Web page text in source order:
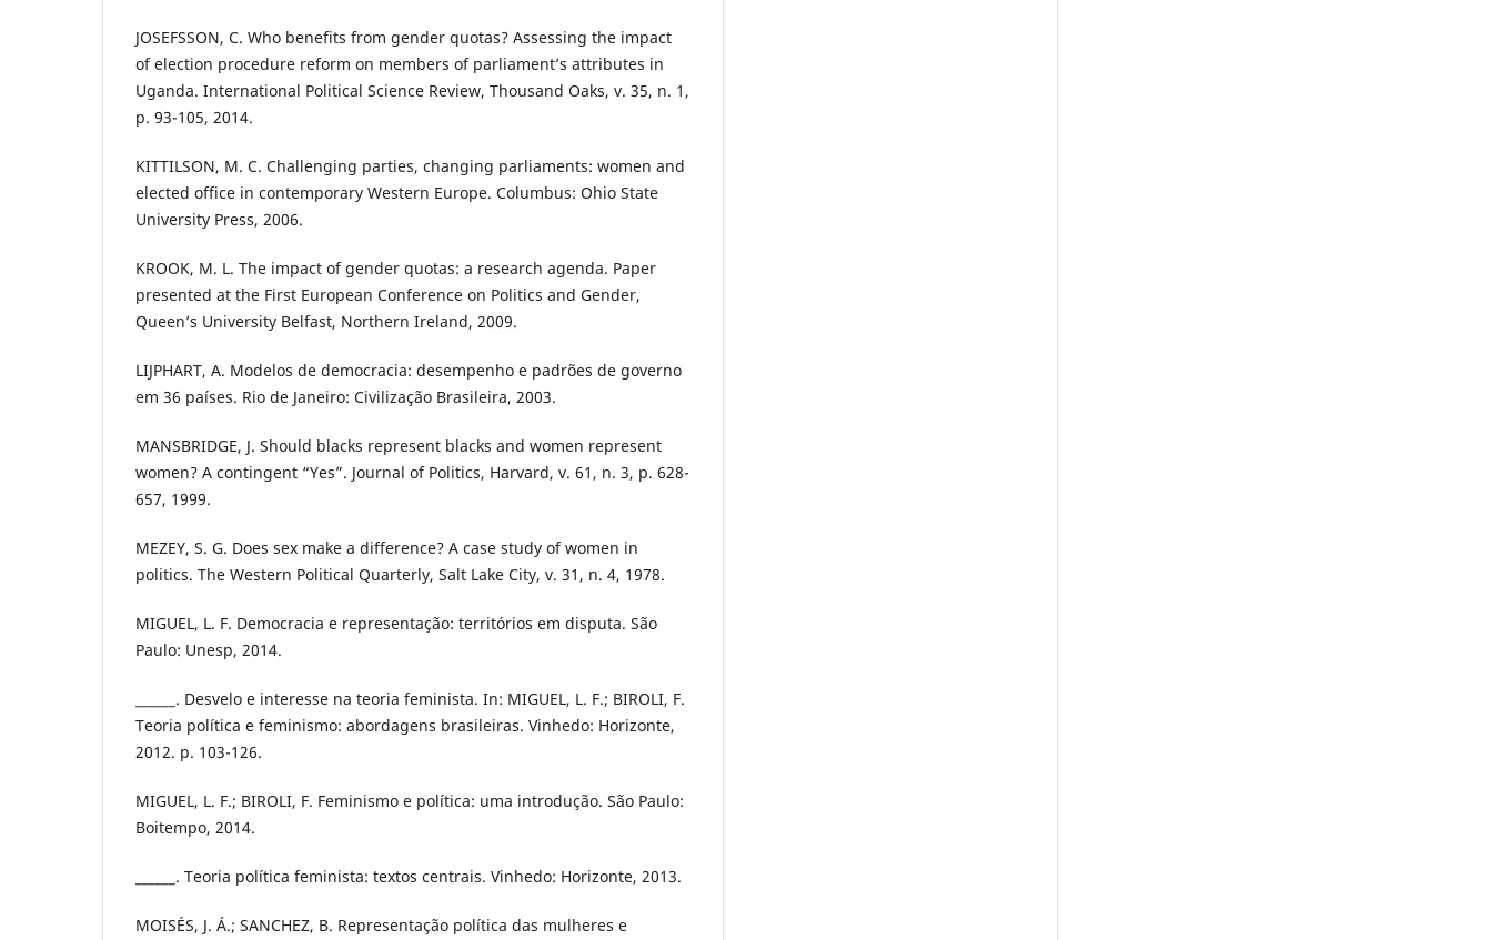
JOSEFSSON, C. Who benefits from gender quotas? Assessing the impact
of election procedure reform on members of parliament’s attributes in
Uganda. International Political Science Review, Thousand Oaks, v. 35, n. 1,
p. 93-105, 2014.
KITTILSON, M. C. Challenging parties, changing parliaments: women and
elected office in contemporary Western Europe. Columbus: Ohio State
University Press, 2006.
KROOK, M. L. The impact of gender quotas: a research agenda. Paper
presented at the First European Conference on Politics and Gender,
Queen’s University Belfast, Northern Ireland, 2009.
LIJPHART, A. Modelos de democracia: desempenho e padrões de governo
em 36 países. Rio de Janeiro: Civilização Brasileira, 2003.
MANSBRIDGE, J. Should blacks represent blacks and women represent
women? A contingent “Yes”. Journal of Politics, Harvard, v. 61, n. 3, p. 628-
657, 1999.
MEZEY, S. G. Does sex make a difference? A case study of women in
politics. The Western Political Quarterly, Salt Lake City, v. 31, n. 4, 1978.
MIGUEL, L. F. Democracia e representação: territórios em disputa. São
Paulo: Unesp, 2014.
______. Desvelo e interesse na teoria feminista. In: MIGUEL, L. F.; BIROLI, F.
Teoria política e feminismo: abordagens brasileiras. Vinhedo: Horizonte,
2012. p. 103-126.
MIGUEL, L. F.; BIROLI, F. Feminismo e política: uma introdução. São Paulo:
Boitempo, 2014.
______. Teoria política feminista: textos centrais. Vinhedo: Horizonte, 2013.
MOISÉS, J. Á.; SANCHEZ, B. Representação política das mulheres e